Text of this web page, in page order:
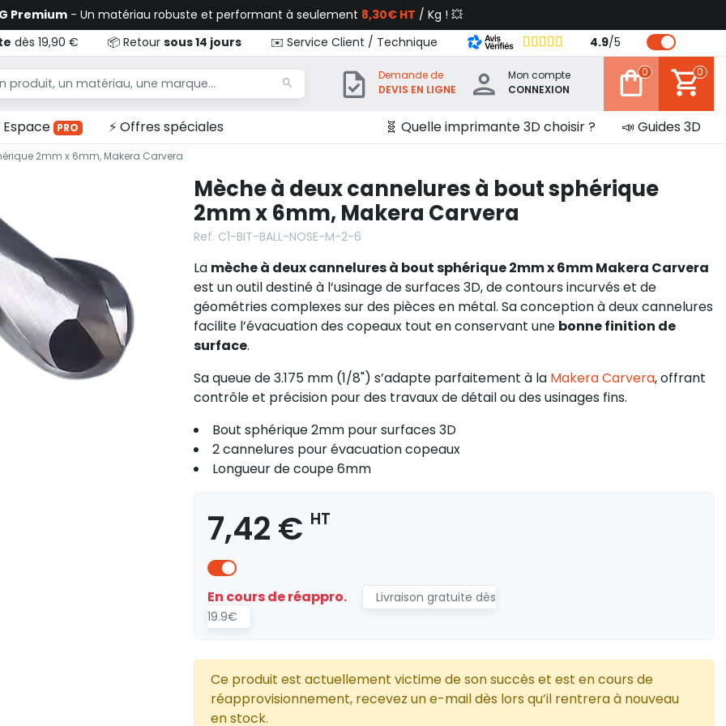
Premium - Un matériau robuste et performant à seulement 8,30€ HT / Kg ! 💥
dès 19,90 € 📦 Retour sous 14 jours ✉️ Service Client / Technique 4.9/5
Demande de
DEVIS EN LIGNE
Mon compte
CONNEXION
0 0
Espace PRO ⚡ Offres spéciales 🧬 Quelle imprimante 3D choisir ? 📣 Guides 3D
2mm x 6mm, Makera Carvera
Mèche à deux cannelures à bout sphérique
2mm x 6mm, Makera Carvera
Ref. C1-BIT-BALL-NOSE-M-2-6
La mèche à deux cannelures à bout sphérique 2mm x 6mm Makera Carvera
est un outil destiné à l’usinage de surfaces 3D, de contours incurvés et de
géométries complexes sur des pièces en métal. Sa conception à deux cannelures
facilite l’évacuation des copeaux tout en conservant une bonne finition de
surface.
Sa queue de 3.175 mm (1/8") s’adapte parfaitement à la Makera Carvera, offrant
contrôle et précision pour des travaux de détail ou des usinages fins.
Bout sphérique 2mm pour surfaces 3D
2 cannelures pour évacuation copeaux
Longueur de coupe 6mm
7,42 € HT
En cours de réappro.
Livraison gratuite dès
19.9€
Ce produit est actuellement victime de son succès et est en cours de
réapprovisionnement, recevez un e-mail dès lors qu’il rentrera à nouveau
en stock.